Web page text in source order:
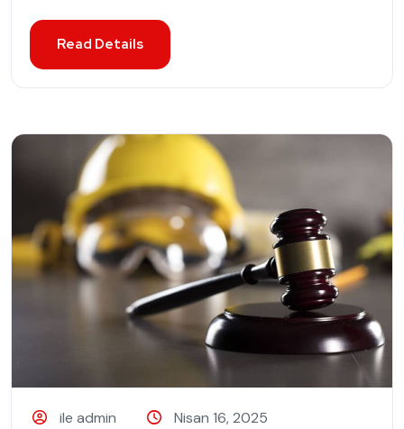
Read Details
ile admin
Nisan 16, 2025